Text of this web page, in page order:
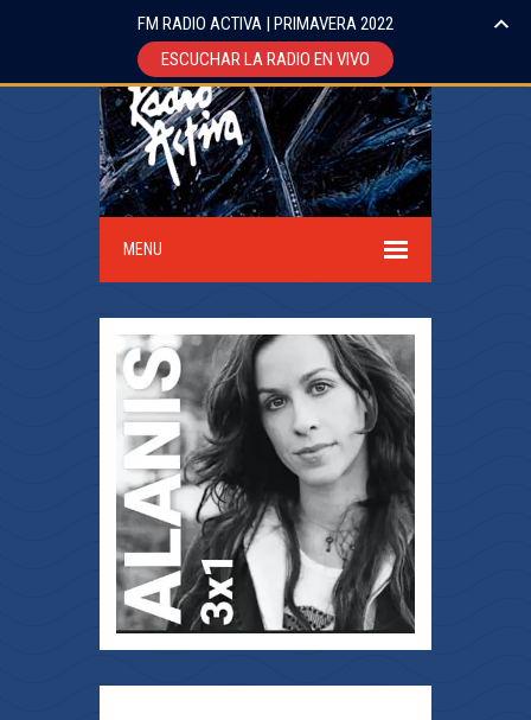
MENU
FM RADIO ACTIVA | PRIMAVERA 2022
ESCUCHAR LA RADIO EN VIVO